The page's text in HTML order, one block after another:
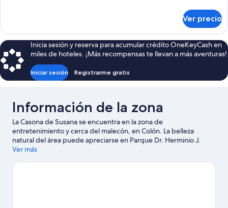
habitación,
refrigerador
cuádruple
estándar,
1
habitación,
refrigerador
Ver precio
Inicia sesión y reserva para acumular crédito OneKeyCash en
miles de hoteles. ¡Más recompensas te llevan a más aventuras!
Iniciar sesión Registrarme gratis
Información de la zona
La Casona de Susana se encuentra en la zona de
entretenimiento y cerca del malecón, en Colón. La belleza
natural del área puede apreciarse en Parque Dr. Herminio J.
Quirós y Parque Municipal París Londres, mientras que Museo
Tradición son lugares culturales destacados. ¿Quieres asistir a un
Ver más